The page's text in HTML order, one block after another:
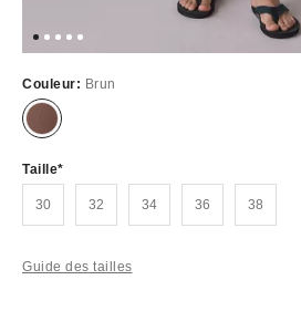
Couleur: Brun
Épuisé
Taille
30 32 34 36 38
Guide des tailles